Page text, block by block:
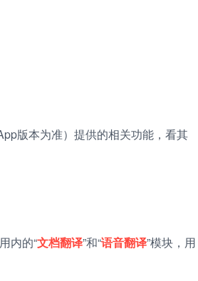
版本为准）提供的相关功能，看其
内的“文档翻译”和“语音翻译”模块，用